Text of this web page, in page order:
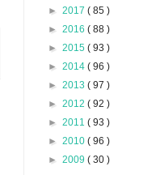
► 2017 ( 85 )
► 2016 ( 88 )
► 2015 ( 93 )
► 2014 ( 96 )
► 2013 ( 97 )
► 2012 ( 92 )
► 2011 ( 93 )
► 2010 ( 96 )
► 2009 ( 30 )